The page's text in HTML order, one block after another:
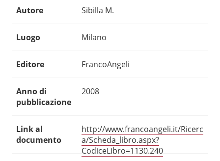
Autore Sibilla M.
Luogo Milano
Editore FrancoAngeli
Anno di
pubblicazione
2008
Link al
documento
http://www.francoangeli.it/Ricerc
a/Scheda_libro.aspx?
CodiceLibro=1130.240